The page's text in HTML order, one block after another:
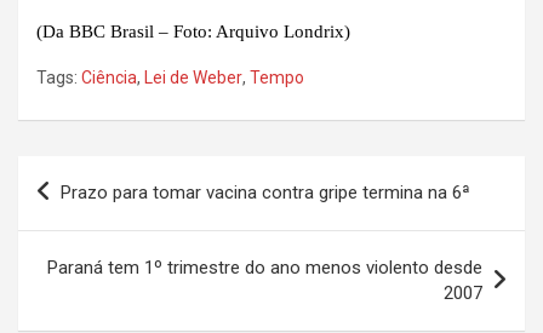
(Da BBC Brasil – Foto: Arquivo Londrix)
Tags: Ciência, Lei de Weber, Tempo
Prazo para tomar vacina contra gripe termina na 6ª
Paraná tem 1º trimestre do ano menos violento desde
2007